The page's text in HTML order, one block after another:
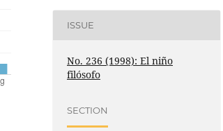
ISSUE
No. 236 (1998): El niño
filósofo
SECTION